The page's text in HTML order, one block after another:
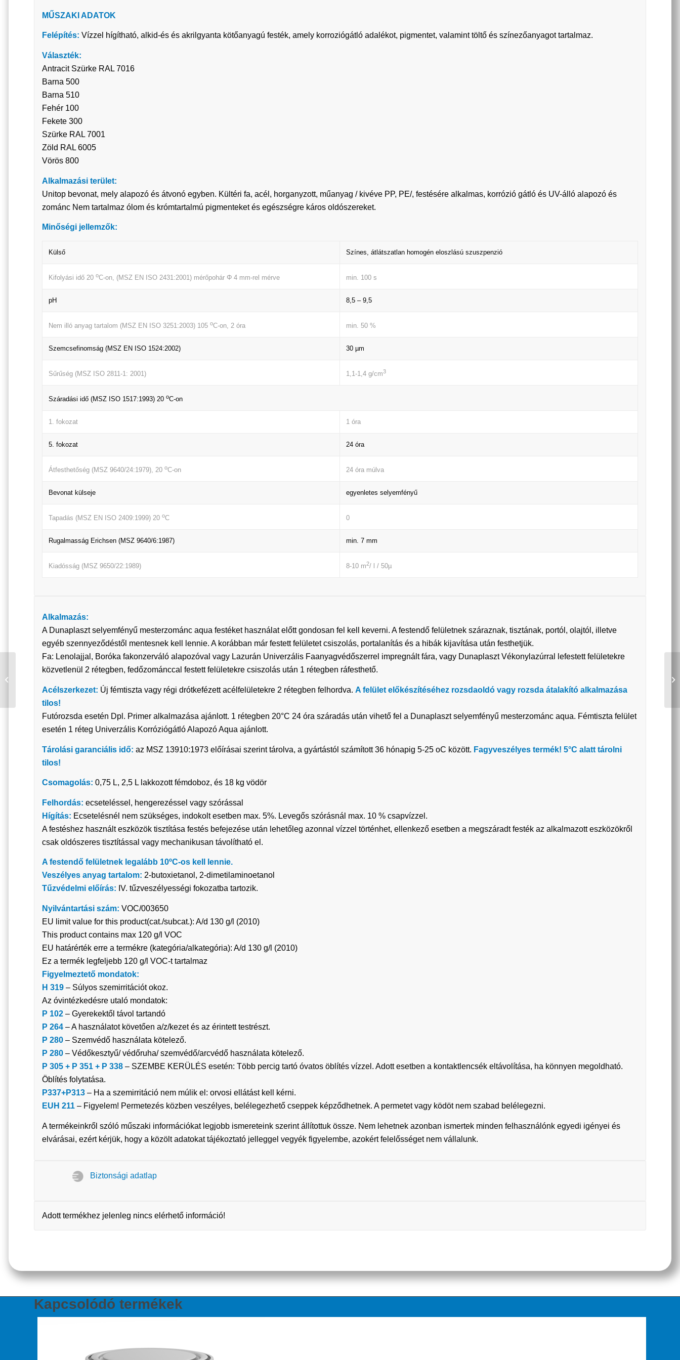
MŰSZAKI ADATOK
Felépítés: Vízzel hígítható, alkid-és és akrilgyanta kötőanyagú festék, amely korroziógátló adalékot, pigmentet, valamint töltő és színezőanyagot tartalmaz.
Választék:
Antracit Szürke RAL 7016
Barna 500
Barna 510
Fehér 100
Fekete 300
Szürke RAL 7001
Zöld RAL 6005
Vörös 800
Alkalmazási terület:
Unitop bevonat, mely alapozó és átvonó egyben. Kültéri fa, acél, horganyzott, műanyag / kivéve PP, PE/, festésére alkalmas, korrózió gátló és UV-álló alapozó és
zománc Nem tartalmaz ólom és krómtartalmú pigmenteket és egészségre káros oldószereket.
Minőségi jellemzők:
Külső Színes, átlátszatlan homogén eloszlású szuszpenzió
Kifolyási idő 20 oC-on, (MSZ EN ISO 2431:2001) mérőpohár Φ 4 mm-rel mérve min. 100 s
pH 8,5 – 9,5
Nem illó anyag tartalom (MSZ EN ISO 3251:2003) 105 oC-on, 2 óra min. 50 %
Szemcsefinomság (MSZ EN ISO 1524:2002) 30 µm
Sűrűség (MSZ ISO 2811-1: 2001) 1,1-1,4 g/cm3
Száradási idő (MSZ ISO 1517:1993) 20 oC-on
1. fokozat 1 óra
5. fokozat 24 óra
Átfesthetőség (MSZ 9640/24:1979), 20 oC-on 24 óra múlva
Bevonat külseje egyenletes selyemfényű
Tapadás (MSZ EN ISO 2409:1999) 20 oC 0
Rugalmasság Erichsen (MSZ 9640/6:1987) min. 7 mm
Kiadósság (MSZ 9650/22:1989) 8-10 m2/ l / 50µ
Alkalmazás:
A Dunaplaszt selyemfényű mesterzománc aqua festéket használat előtt gondosan fel kell keverni. A festendő felületnek száraznak, tisztának, portól, olajtól, illetve
egyéb szennyeződéstől mentesnek kell lennie. A korábban már festett felületet csiszolás, portalanítás és a hibák kijavítása után festhetjük.
Fa: Lenolajjal, Boróka fakonzerváló alapozóval vagy Lazurán Univerzális Faanyagvédőszerrel impregnált fára, vagy Dunaplaszt Vékonylazúrral lefestett felületekre
közvetlenül 2 rétegben, fedőzománccal festett felületekre csiszolás után 1 rétegben ráfesthető.
Acélszerkezet: Új fémtiszta vagy régi drótkefézett acélfelületekre 2 rétegben felhordva. A felület előkészítéséhez rozsdaoldó vagy rozsda átalakító alkalmazása
tilos!
Futórozsda esetén Dpl. Primer alkalmazása ajánlott. 1 rétegben 20°C 24 óra száradás után vihető fel a Dunaplaszt selyemfényű mesterzománc aqua. Fémtiszta felület
esetén 1 réteg Univerzális Korróziógátló Alapozó Aqua ajánlott.
Tárolási garanciális idő: az MSZ 13910:1973 előírásai szerint tárolva, a gyártástól számított 36 hónapig 5-25 oC között. Fagyveszélyes termék! 5°C alatt tárolni
tilos!
Csomagolás: 0,75 L, 2,5 L lakkozott fémdoboz, és 18 kg vödör
Felhordás: ecseteléssel, hengerezéssel vagy szórással
Hígítás: Ecsetelésnél nem szükséges, indokolt esetben max. 5%. Levegős szórásnál max. 10 % csapvízzel.
A festéshez használt eszközök tisztítása festés befejezése után lehetőleg azonnal vízzel történhet, ellenkező esetben a megszáradt festék az alkalmazott eszközökről
csak oldószeres tisztítással vagy mechanikusan távolítható el.
A festendő felületnek legalább 10ºC-os kell lennie.
Veszélyes anyag tartalom: 2-butoxietanol, 2-dimetilaminoetanol
Tűzvédelmi előírás: IV. tűzveszélyességi fokozatba tartozik.
Nyilvántartási szám: VOC/003650
EU limit value for this product(cat./subcat.): A/d 130 g/l (2010)
This product contains max 120 g/l VOC
EU határérték erre a termékre (kategória/alkategória): A/d 130 g/l (2010)
Ez a termék legfeljebb 120 g/l VOC-t tartalmaz
Figyelmeztető mondatok:
H 319 – Súlyos szemirritációt okoz.
Az óvintézkedésre utaló mondatok:
P 102 – Gyerekektől távol tartandó
P 264 – A használatot követően a/z/kezet és az érintett testrészt.
P 280 – Szemvédő használata kötelező.
P 280 – Védőkesztyű/ védőruha/ szemvédő/arcvédő használata kötelező.
P 305 + P 351 + P 338 – SZEMBE KERÜLÉS esetén: Több percig tartó óvatos öblítés vízzel. Adott esetben a kontaktlencsék eltávolítása, ha könnyen megoldható.
Öblítés folytatása.
P337+P313 – Ha a szemirritáció nem múlik el: orvosi ellátást kell kérni.
EUH 211 – Figyelem! Permetezés közben veszélyes, belélegezhető cseppek képződhetnek. A permetet vagy ködöt nem szabad belélegezni.
A termékeinkről szóló műszaki információkat legjobb ismereteink szerint állítottuk össze. Nem lehetnek azonban ismertek minden felhasználónk egyedi igényei és
elvárásai, ezért kérjük, hogy a közölt adatokat tájékoztató jelleggel vegyék figyelembe, azokért felelősséget nem vállalunk.
Biztonsági adatlap
Adott termékhez jelenleg nincs elérhető információ!
Kapcsolódó termékek
DUNAPLASZT
SÁRGA RAL 1023 2,5 L